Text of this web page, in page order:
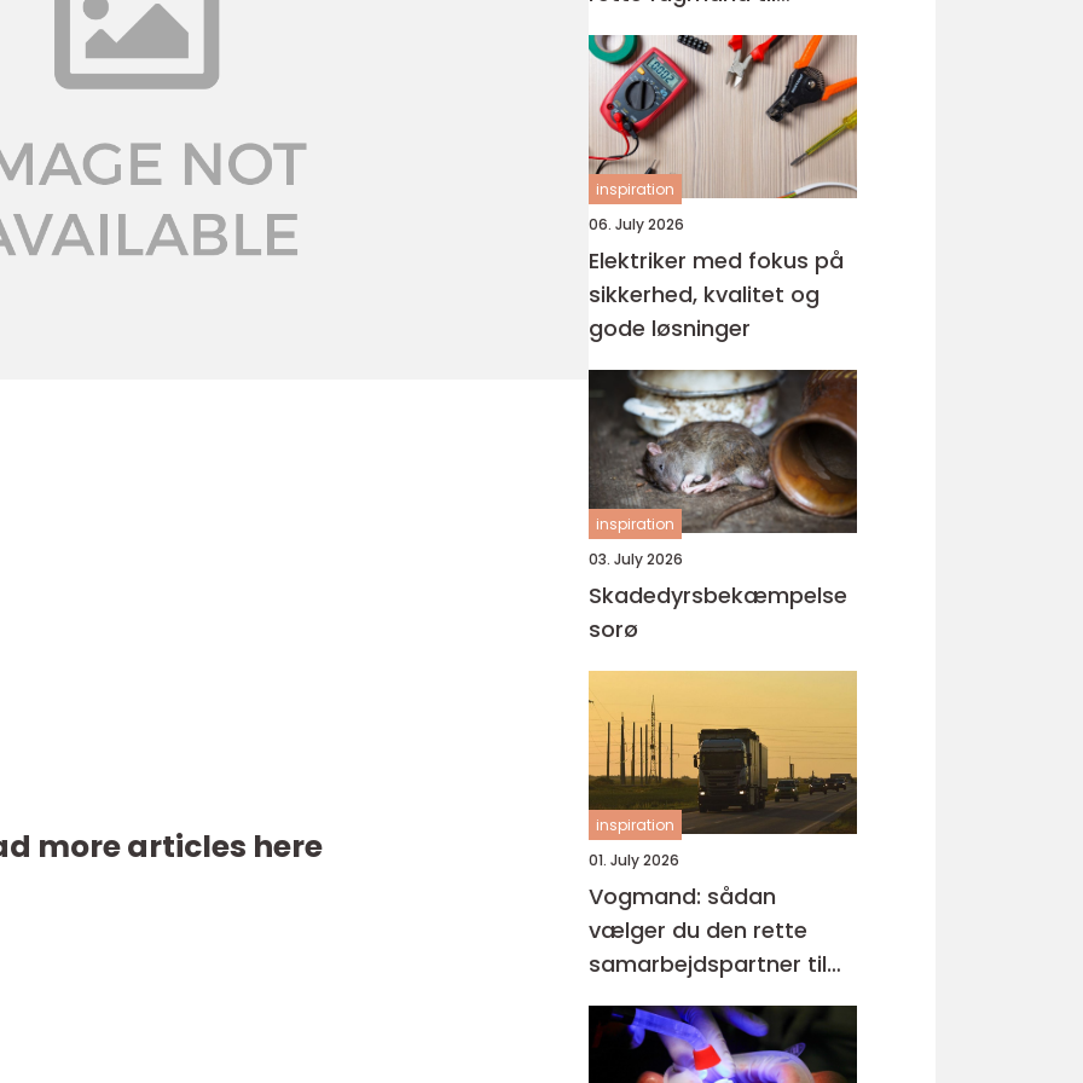
more articles here
glasarbejde
inspiration
06. July 2026
Elektriker med fokus på
sikkerhed, kvalitet og
gode løsninger
inspiration
03. July 2026
Skadedyrsbekæmpelse
sorø
inspiration
01. July 2026
Vogmand: sådan
vælger du den rette
samarbejdspartner til
tunge opgaver